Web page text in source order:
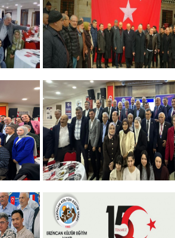
+
GELENEKSEL
ANMA PROGRAMI
DÜZENLEDİK
+
Vakfımızın 2025-2026 Yılı
Toplantısı Yapıldı.